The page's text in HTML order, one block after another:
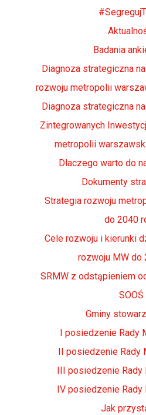
Badania
Diagnoza strategiczna
rozwoju metropolii
Diagnoza strategiczna
Zintegrowanych
metropolii
Dlaczego warto do
Dokumenty
Strategia rozwoju
do 2040
Cele rozwoju i kierunki
rozwoju MW do
SRMW z odstąpieniem
SOOŚ
Gminy
I posiedzenie Rady
II posiedzenie
III posiedzenie
IV posiedzenie
Jak